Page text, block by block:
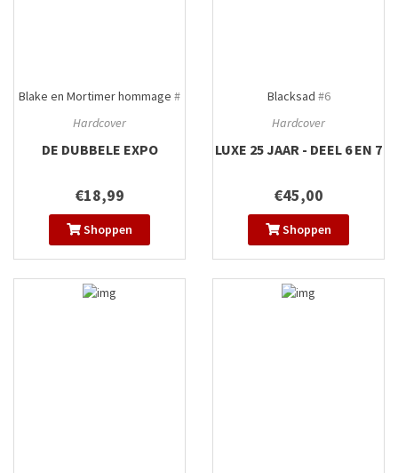
Blake en Mortimer hommage #
Hardcover
DE DUBBELE EXPO
€18,99
Shoppen
Blacksad #6
Hardcover
LUXE 25 JAAR - DEEL 6 EN 7
€45,00
Shoppen